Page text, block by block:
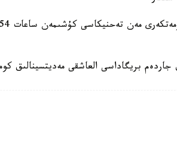
جاردەم بريگاداسى العاشقى مەديتسينالىق